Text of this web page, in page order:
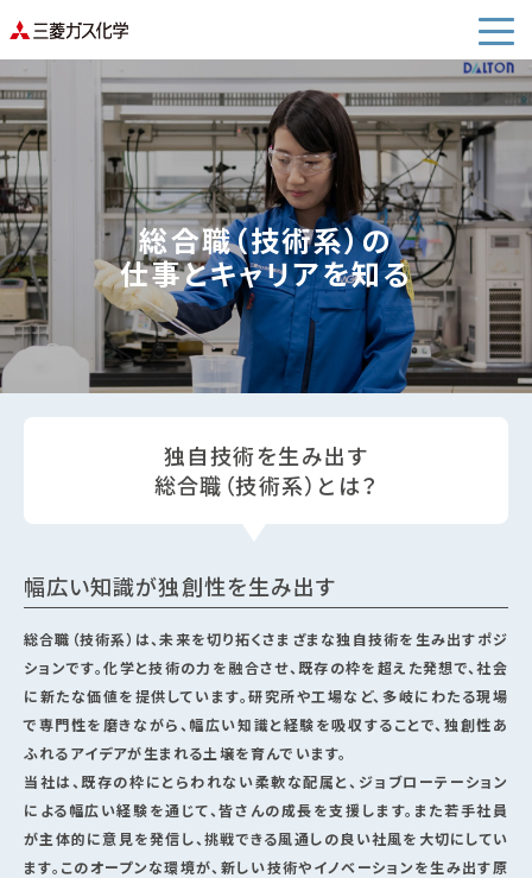
総合職（技術系）の
仕事とキャリアを知る
独自技術を生み出す
総合職（技術系）とは？
幅広い知識が独創性を生み出す
総合職（技術系）は、未来を切り拓くさまざまな独自技術を生み出すポジ
ションです。化学と技術の力を融合させ、既存の枠を超えた発想で、社会
に新たな価値を提供しています。研究所や工場など、多岐にわたる現場
で専門性を磨きながら、幅広い知識と経験を吸収することで、独創性あ
ふれるアイデアが生まれる土壌を育んでいます。
当社は、既存の枠にとらわれない柔軟な配属と、ジョブローテーション
による幅広い経験を通じて、皆さんの成長を支援します。また若手社員
が主体的に意見を発信し、挑戦できる風通しの良い社風を大切にしてい
ます。このオープンな環境が、新しい技術やイノベーションを生み出す原